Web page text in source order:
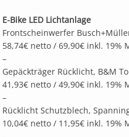
E-Bike LED Lichtanlage
Frontscheinwerfer
58,74€ netto / 69,90€ inkl. 19%
–
Gepäckträger Rücklicht, B&M
41,93€ netto / 49,90€ inkl. 19%
–
Rücklicht Schutzblech,
10,04€ netto / 11,95€ inkl. 19%